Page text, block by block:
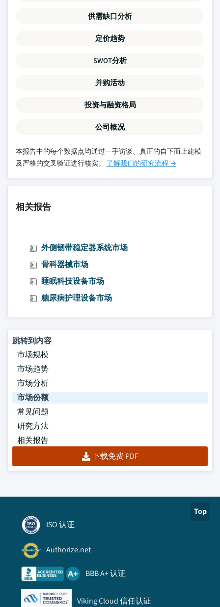
供需缺口分析
定价趋势
SWOT分析
并购活动
投资与融资格局
公司概况
本报告中的每个数据点均通过一手访谈、真正的自下而上建模
及严格的交叉验证进行核实。 了解我们的研究流程 →
相关报告
外侧韧带稳定器系统市场
骨科器械市场
睡眠科技设备市场
糖尿病护理设备市场
跳转到内容
市场规模
市场趋势
市场分析
市场份额
常见问题
研究方法
相关报告
下载免费 PDF
Top
ISO 认证
Authorize.net
BBB A+ 认证
Viking Cloud 信任认证